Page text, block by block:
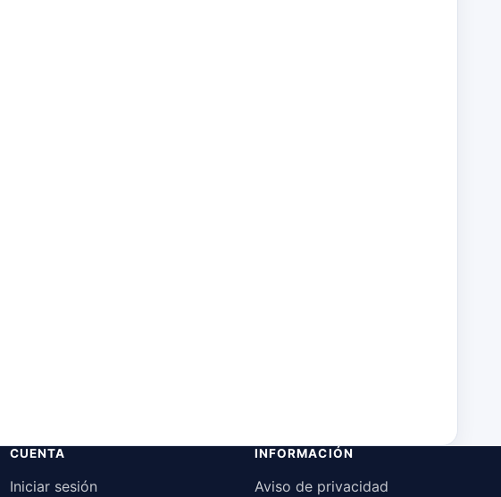
CUENTA
Iniciar sesión
INFORMACIÓN
Aviso de privacidad